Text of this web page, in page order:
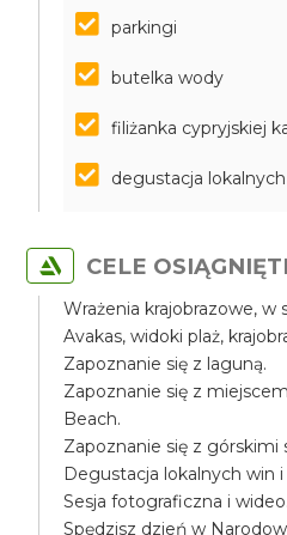
parkingi
butelka wody
filiżanka cypryjskiej
degustacja
CELE
Wrażenia krajobrazowe,
Avakas, widoki plaż,
Zapoznanie się z laguną.
Zapoznanie się z
Beach.
Zapoznanie się z
Degustacja lokalnych win
Sesja fotograficzna i wideo.
Spędzisz dzień w